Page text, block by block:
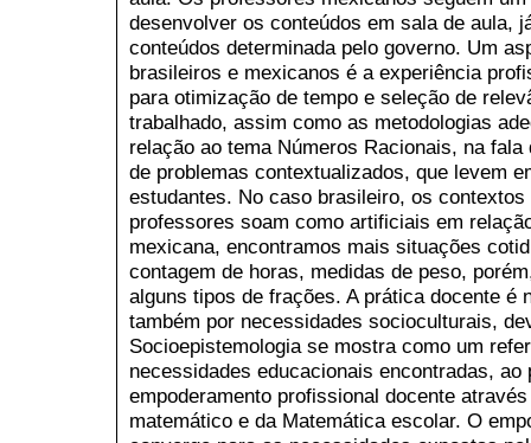
desenvolver os conteúdos em sala de aula,
conteúdos determinada pelo governo. Um
brasileiros e mexicanos é a experiência
para otimização de tempo e seleção de
trabalhado, assim como as metodologias
relação ao tema Números Racionais, na
de problemas contextualizados, que levem
estudantes. No caso brasileiro, os
professores soam como artificiais em
mexicana, encontramos mais situações
contagem de horas, medidas de peso,
alguns tipos de frações. A prática docente é
também por necessidades socioculturais,
Socioepistemologia se mostra como um
necessidades educacionais encontradas,
empoderamento profissional docente
matemático e da Matemática escolar. O